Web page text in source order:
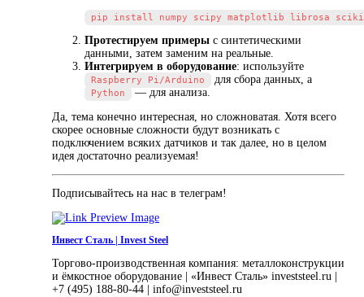
Протестируем примеры с синтетическими
данными, затем заменим на реальные.
Интегрируем в оборудование: используйте
Raspberry Pi/Arduino для сбора данных, а
Python
— для анализа.
Да, тема конечно интересная, но сложноватая. Хотя всего
скорее основные сложности будут возникать с
подключением всяких датчиков и так далее, но в целом
идея достаточно реализуемая!
Подписывайтесь на нас в телеграм!
Инвест Сталь | Invest Steel
Торгово-производственная компания: металлоконструкции
и ёмкостное оборудование | «Инвест Сталь» investsteel.ru |
+7 (495) 188-80-44 | info@investsteel.ru